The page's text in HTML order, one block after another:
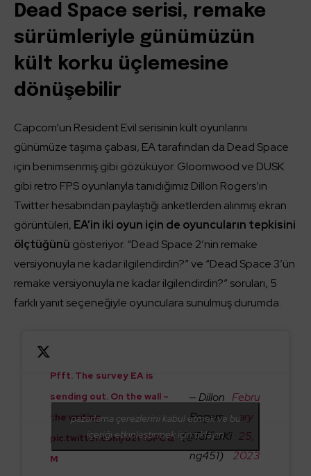
Dead Space serisi, remake
sürümleriyle günümüzün
kült korku üçlemesine
dönüşebilir
Capcom’un Resident Evil serisinin kült oyunlarını
günümüze taşıma çabası, EA tarafından da Dead Space
için benimsenmiş gibi gözüküyor. Gloomwood ve DUSK
gibi retro FPS oyunlarıyla tanıdığımız Dillon Rogers’ın
Twitter hesabından paylaştığı anketlerden alınmış ekran
görüntüleri, EA’in iki oyun için de oyuncuların tepkisini
ölçtüğünü gösteriyor. “Dead Space 2’nin remake
versiyonuyla ne kadar ilgilendirdin?” ve “Dead Space 3’ün
remake versiyonuyla ne kadar ilgilendirdin?” soruları, 5
farklı yanıt seçeneğiyle oyunculara sunulmuş durumda.
Pfft. The survey EA is
sending out. On the wall –
the writing.
pic.twitter.com/o2f1OPC1z
M
— Dillon
Rogers
(@TafferKi
ng451)
Febru
ary
25,
2023
pazarlama çerezlerini kabul etmek ve bu
içeriği etkinleştirmek için tıklayın